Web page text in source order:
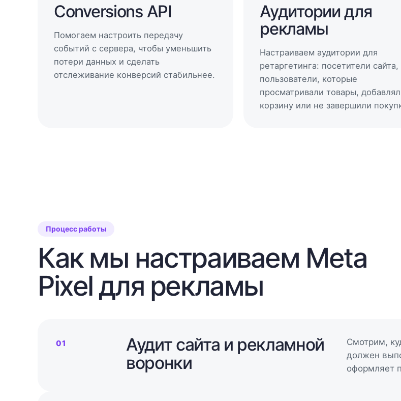
Conversions API
Помогаем настроить передачу
событий с сервера, чтобы уменьшить
потери данных и сделать
отслеживание конверсий стабильнее.
Аудитории для
рекламы
Настраиваем аудитории для
ретаргетинга: посетители сайта,
пользователи, которые
просматривали товары,
корзину или не завершили
Процесс работы
Как мы настраиваем Meta
Pixel для рекламы
01
Аудит сайта и рекламной
воронки
Смотрим,
должен
оформляет